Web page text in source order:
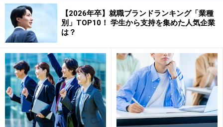
も、売上が上がらなければ潰れてしまう。
そう定義をしてみることで、就活中の学生が企業を見る
ときに「その企業独自の特徴」と「売上への反映度」を
見ることで優良企業かどうかを判断することが出来る。
特に特徴もなく売上だけが上がっている会社も世の中に
はたくさんあるが、それはたまたまブームとなっている
商品を扱っていたり、業界が盛り上がっていたり、世の
【2026年卒】就職ブランドランキング「業種
別」TOP10！ 学生から支持を集めた人気企業
は？